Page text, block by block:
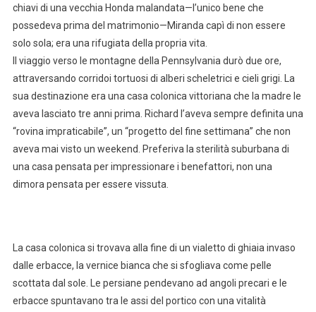
chiavi di una vecchia Honda malandata—l’unico bene che
possedeva prima del matrimonio—Miranda capì di non essere
solo sola; era una rifugiata della propria vita.
Il viaggio verso le montagne della Pennsylvania durò due ore,
attraversando corridoi tortuosi di alberi scheletrici e cieli grigi. La
sua destinazione era una casa colonica vittoriana che la madre le
aveva lasciato tre anni prima. Richard l’aveva sempre definita una
“rovina impraticabile”, un “progetto del fine settimana” che non
aveva mai visto un weekend. Preferiva la sterilità suburbana di
una casa pensata per impressionare i benefattori, non una
dimora pensata per essere vissuta.
La casa colonica si trovava alla fine di un vialetto di ghiaia invaso
dalle erbacce, la vernice bianca che si sfogliava come pelle
scottata dal sole. Le persiane pendevano ad angoli precari e le
erbacce spuntavano tra le assi del portico con una vitalità